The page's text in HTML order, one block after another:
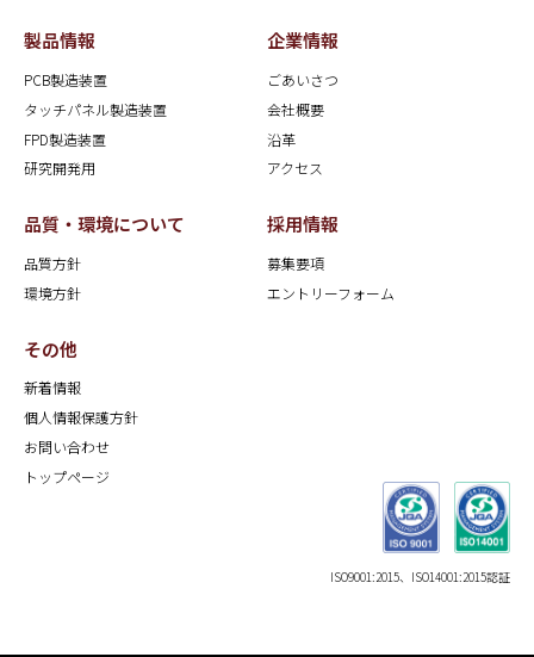
製品情報
PCB製造装置
タッチパネル製造装置
FPD製造装置
研究開発用
企業情報
ごあいさつ
会社概要
沿革
アクセス
品質・環境について
品質方針
環境方針
採用情報
募集要項
エントリーフォーム
その他
新着情報
個人情報保護方針
お問い合わせ
トップページ
ISO9001:2015、ISO14001:2015認証